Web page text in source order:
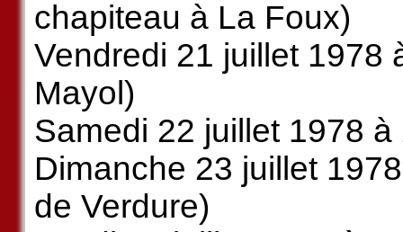
chapiteau à La Foux)
Vendredi 21 juillet 1978
Mayol)
Samedi 22 juillet 1978
Dimanche 23 juillet
de Verdure)